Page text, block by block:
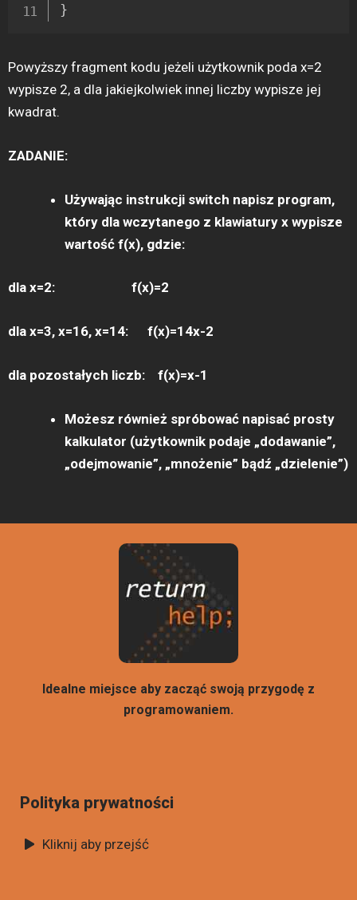
}
Powyższy fragment kodu jeżeli użytkownik poda x=2
wypisze 2, a dla jakiejkolwiek innej liczby wypisze jej
kwadrat.
ZADANIE:
Używając instrukcji switch napisz program,
który dla wczytanego z klawiatury x wypisze
wartość f(x), gdzie:
dla x=2: f(x)=2
dla x=3, x=16, x=14: f(x)=14x-2
dla pozostałych liczb: f(x)=x-1
Możesz również spróbować napisać prosty
kalkulator (użytkownik podaje „dodawanie”,
„odejmowanie”, „mnożenie” bądź „dzielenie”)
Idealne miejsce aby zacząć swoją przygodę z
programowaniem.
Polityka prywatności
Kliknij aby przejść